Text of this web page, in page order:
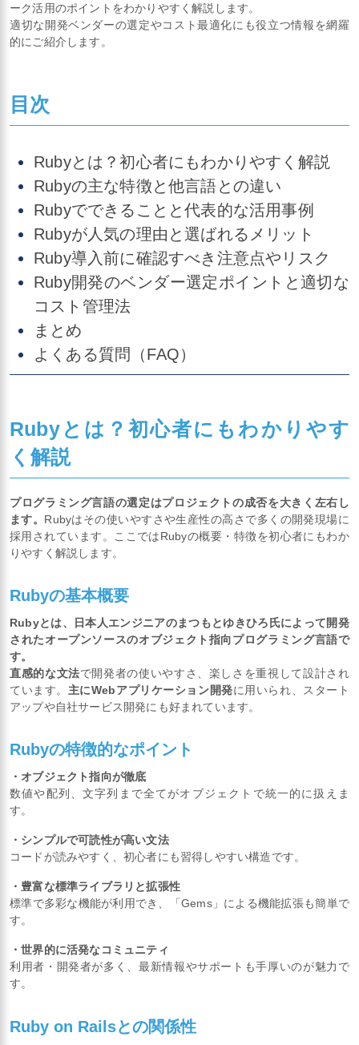
ーク活用のポイントをわかりやすく解説します。
適切な開発ベンダーの選定やコスト最適化にも役立つ情報を網羅
的にご紹介します。
目次
Rubyとは？初心者にもわかりやすく解説
Rubyの主な特徴と他言語との違い
Rubyでできることと代表的な活用事例
Rubyが人気の理由と選ばれるメリット
Ruby導入前に確認すべき注意点やリスク
Ruby開発のベンダー選定ポイントと適切な
コスト管理法
まとめ
よくある質問（FAQ）
Rubyとは？初心者にもわかりやす
く解説
プログラミング言語の選定はプロジェクトの成否を大きく左右し
ます。 Rubyはその使いやすさや生産性の高さで多くの開発現場に
採用されています。ここではRubyの概要・特徴を初心者にもわか
りやすく解説します。
Rubyの基本概要
Rubyとは、日本人エンジニアのまつもとゆきひろ氏によって開発
されたオープンソースのオブジェクト指向プログラミング言語で
す。
直感的な文法で開発者の使いやすさ、楽しさを重視して設計され
ています。 主にWebアプリケーション開発に用いられ、スタート
アップや自社サービス開発にも好まれています。
Rubyの特徴的なポイント
・オブジェクト指向が徹底
数値や配列、文字列まで全てがオブジェクトで統一的に扱えま
す。
・シンプルで可読性が高い文法
コードが読みやすく、初心者にも習得しやすい構造です。
・豊富な標準ライブラリと拡張性
標準で多彩な機能が利用でき、「Gems」による機能拡張も簡単で
す。
・世界的に活発なコミュニティ
利用者・開発者が多く、最新情報やサポートも手厚いのが魅力で
す。
Ruby on Railsとの関係性